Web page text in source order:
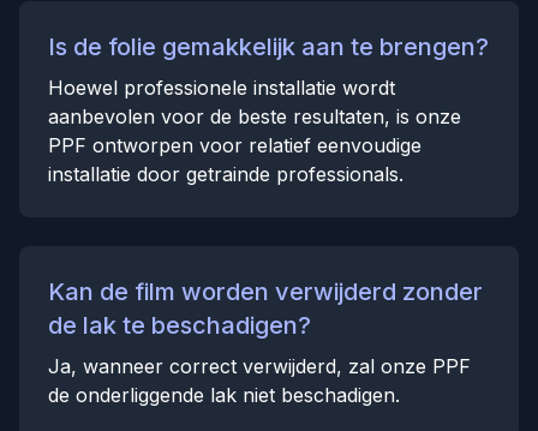
Is de folie gemakkelijk aan te brengen?
Hoewel professionele installatie wordt
aanbevolen voor de beste resultaten, is onze
PPF ontworpen voor relatief eenvoudige
installatie door getrainde professionals.
Kan de film worden verwijderd zonder
de lak te beschadigen?
Ja, wanneer correct verwijderd, zal onze PPF
de onderliggende lak niet beschadigen.